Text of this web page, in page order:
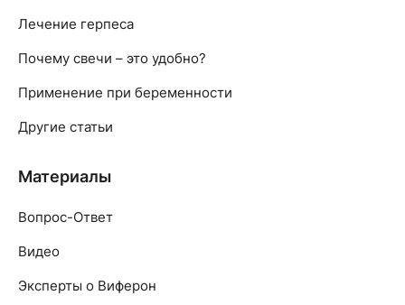
Лечение герпеса
Почему свечи – это удобно?
Применение при беременности
Другие статьи
Материалы
Вопрос-Ответ
Видео
Эксперты о Виферон